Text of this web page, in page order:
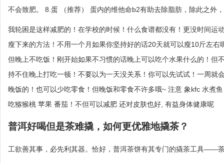
不会致肥。 8.蛋 （推荐） 蛋内的维他命b2有助去除脂肪，除此之外
我轮困是这样减肥的！在学校的时候！什么食谱都没有！更没时间
瘦下来的方法！不用一个月如果你坚持好的话20天就可以瘦10斤左
但晚上不吃饭！刚开始如果不习惯的话晚上可以吃个水果什么的！
持不住晚上打吃一顿！不要以为一天没关系！你可以先试试！一周
晚饭的！也可以少吃零食！但晚饭和零食不许多哦~ 注意 象kfc 水煮
吃猕猴桃 苹果 番茄！不但可以减肥 还对皮肤也好, 有益身体健康呢
普洱好喝但是茶难撬，如何更优雅地撬茶？
工欲善其事，必先利其器。恰好，普洱茶饼有其专门的撬茶工具——